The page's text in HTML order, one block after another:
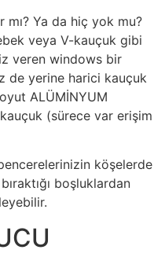
mı? Ya da hiç yok mu?
veya V-kauçuk gibi
veren windows bir
de yerine harici kauçuk
ALÜMİNYUM
(sürece var erişim
köşelerde
boşluklardan